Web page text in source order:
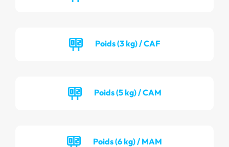
Poids (3 kg) / CAF
Poids (5 kg) / CAM
Poids (6 kg) / MAM